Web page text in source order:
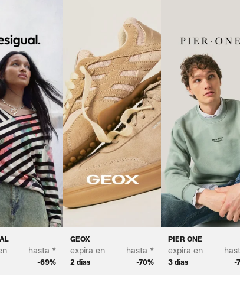
MUJER
hasta *
-69%
GEOX
expira en
2 días
hasta *
-70%
PIER ONE
expira en
3 días -